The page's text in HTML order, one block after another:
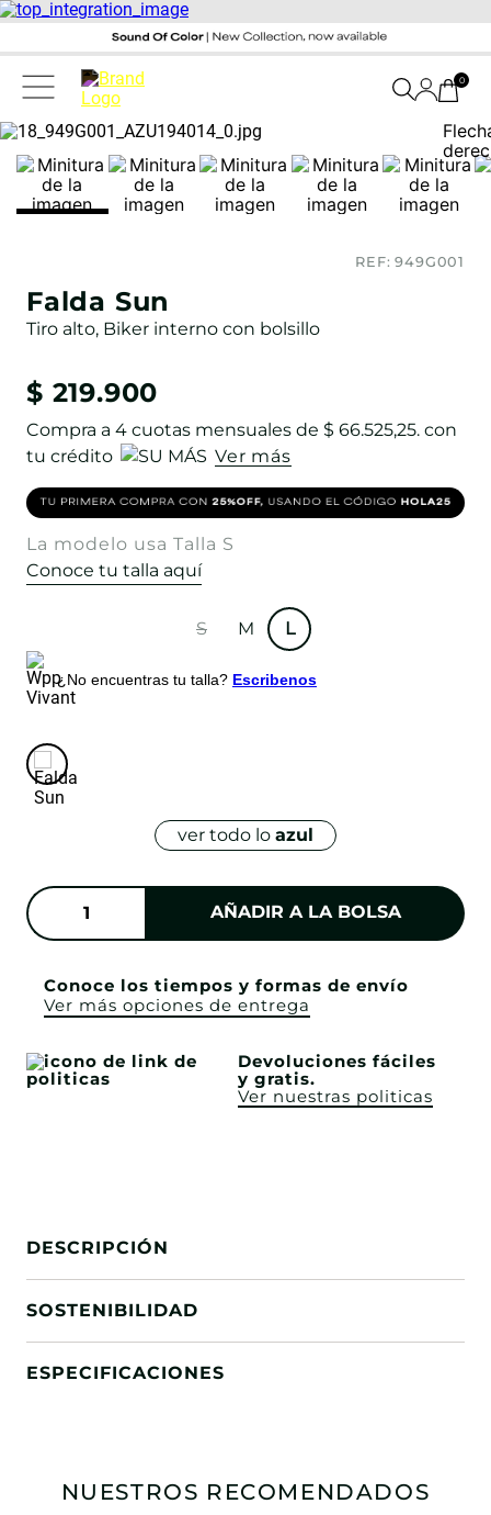
0
REF:949G001
Falda Sun
Tiro alto, Biker interno con bolsillo
$ 219.900
Compra a 4 cuotas mensuales de $ 66.525,25. con
tu crédito
Ver más
La modelo usa Talla S
Conoce tu talla aquí
S M L
¿No encuentras tu talla? Escribenos
ver todo lo azul
AÑADIR A LA BOLSA
Conoce los tiempos y formas de envío
Ver más opciones de entrega
Devoluciones fáciles
y gratis.
Ver nuestras politicas
DESCRIPCIÓN
SOSTENIBILIDAD
ESPECIFICACIONES
NUESTROS RECOMENDADOS